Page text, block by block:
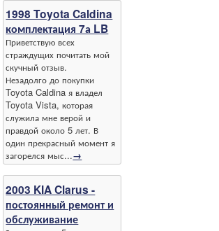
1998 Toyota Caldina
комплектация 7а LB
Приветствую всех
страждущих почитать мой
скучный отзыв.
Незадолго до покупки
Toyota Caldina я владел
Toyota Vista, которая
служила мне верой и
правдой около 5 лет. В
один прекрасный момент я
загорелся мыс...→
2003 KIA Clarus -
постоянный ремонт и
обслуживание